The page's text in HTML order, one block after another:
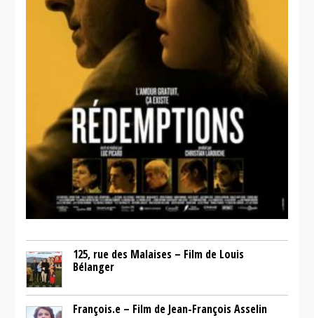
125, rue des Malaises – Film de Louis
Bélanger
François.e – Film de Jean-François Asselin